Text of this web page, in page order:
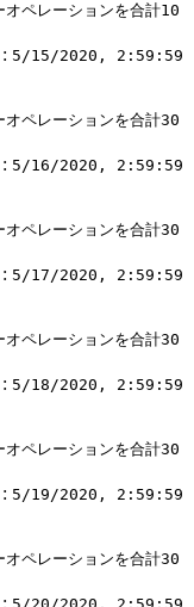
オペレーションを合計10
5/15/2020, 2:59:59
オペレーションを合計30
5/16/2020, 2:59:59
オペレーションを合計30
5/17/2020, 2:59:59
オペレーションを合計30
5/18/2020, 2:59:59
オペレーションを合計30
5/19/2020, 2:59:59
オペレーションを合計30